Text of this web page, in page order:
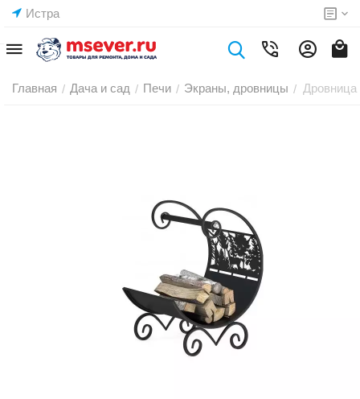
Истра
Главная / Дача и сад / Печи / Экраны, дровницы / Дровница